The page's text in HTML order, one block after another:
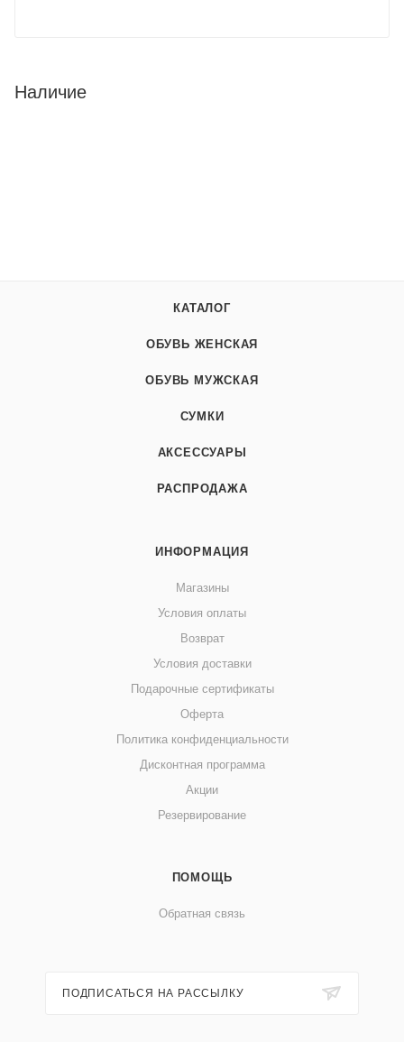
Наличие
КАТАЛОГ
ОБУВЬ ЖЕНСКАЯ
ОБУВЬ МУЖСКАЯ
СУМКИ
АКСЕССУАРЫ
РАСПРОДАЖА
ИНФОРМАЦИЯ
Магазины
Условия оплаты
Возврат
Условия доставки
Подарочные сертификаты
Оферта
Политика конфиденциальности
Дисконтная программа
Акции
Резервирование
ПОМОЩЬ
Обратная связь
ПОДПИСАТЬСЯ НА РАССЫЛКУ